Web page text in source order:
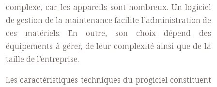
complexe, car les appareils sont nombreux. Un logiciel
de gestion de la maintenance facilite l’administration de
ces matériels. En outre, son choix dépend des
équipements à gérer, de leur complexité ainsi que de la
taille de l’entreprise.
Les caractéristiques techniques du progiciel constituent